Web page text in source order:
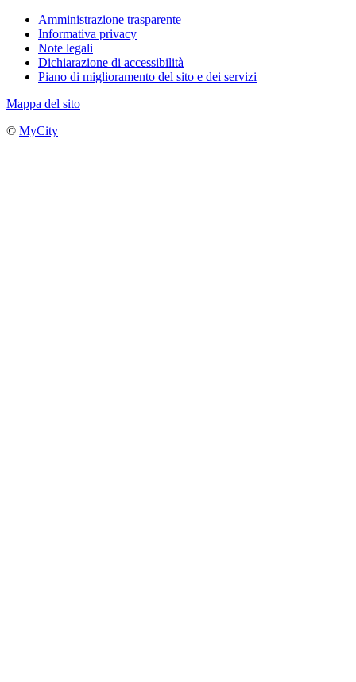
Amministrazione trasparente
Informativa privacy
Note legali
Dichiarazione di accessibilità
Piano di miglioramento del sito e dei servizi
Mappa del sito
© MyCity